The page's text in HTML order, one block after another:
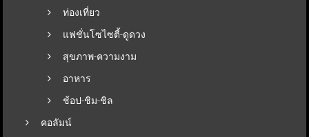
ท่องเที่ยว
แฟชั่นโซไซตี้-ดูดวง
สุขภาพ-ความงาม
อาหาร
ช้อป-ชิม-ชิล
คอลัมน์